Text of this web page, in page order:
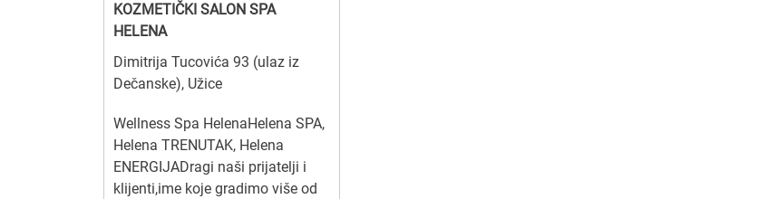
KOZMETIČKI SALON SPA
HELENA
Dimitrija Tucovića 93 (ulaz iz
Dečanske), Užice
Wellness Spa HelenaHelena SPA,
Helena TRENUTAK, Helena
ENERGIJADragi naši prijatelji i
klijenti,ime koje gradimo više od